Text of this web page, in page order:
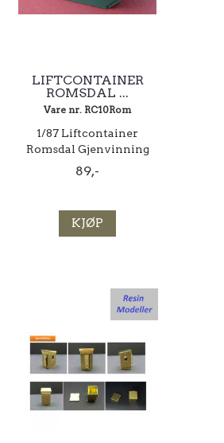
LIFTCONTAINER
ROMSDAL ...
Vare nr. RC10Rom
1/87 Liftcontainer
Romsdal Gjenvinning
89,-
KJØP